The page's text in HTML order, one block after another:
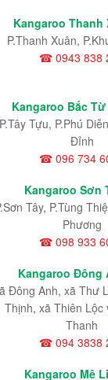
Kangaroo Thanh
P.Thanh Xuân,
☎ 0943 838
Kangaroo Bắc
P.Tây Tựu, P.Phú Diễn
Đỉnh
☎ 096 734
Kangaroo Sơn
Tây, P.Tùng
Phương
☎ 098 933
Kangaroo Đông
Đông Anh, xã Thư
Thịnh, xã Thiên Lộc
Thanh
☎ 094 3838
Kangaroo Mê